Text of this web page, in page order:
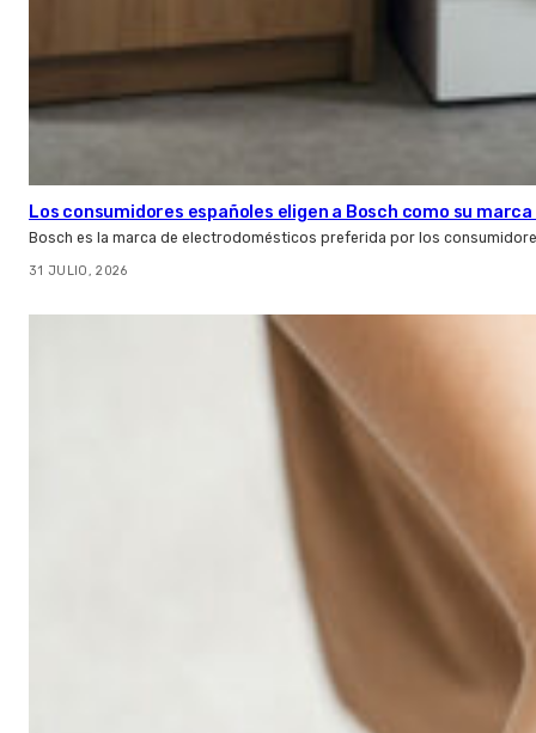
Los consumidores españoles eligen a Bosch como su
Bosch es la marca de electrodomésticos preferida por los
31 JULIO, 2026